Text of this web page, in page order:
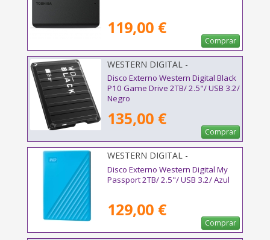
119,00 €
Comprar
WESTERN DIGITAL -
WDBA2W0020BBK-WES1
Disco Externo Western Digital Black
P10 Game Drive 2TB/ 2.5"/ USB 3.2/
Negro
135,00 €
Comprar
WESTERN DIGITAL -
WDBYVG0020BBL-WESN
Disco Externo Western Digital My
Passport 2TB/ 2.5"/ USB 3.2/ Azul
129,00 €
Comprar